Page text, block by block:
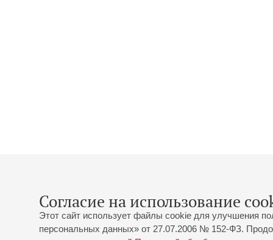
Согласие на использование
Этот сайт использует файлы cookie для улучшения
персональных данных» от 27.07.2006 № 152-ФЗ.